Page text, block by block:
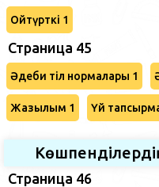
Ойтүрткі 1
Страница 45
Әдеби тіл нормалары 1
Жазылым 1 Үй
Страница 46